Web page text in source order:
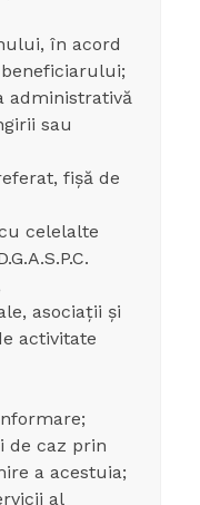
în acord
administrativă
sau
fișă de
celelalte
asociații și
activitate
de caz prin
a acestuia;
al